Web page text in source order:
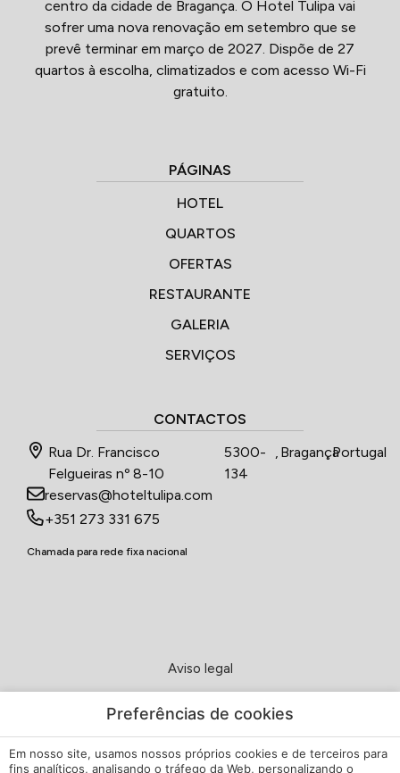
centro da cidade de Bragança. O Hotel Tulipa vai
sofrer uma nova renovação em setembro que se
prevê terminar em março de 2027. Dispõe de 27
quartos à escolha, climatizados e com acesso Wi-Fi
gratuito.
PÁGINAS
HOTEL
QUARTOS
OFERTAS
RESTAURANTE
GALERIA
SERVIÇOS
CONTACTOS
Rua Dr. Francisco
Felgueiras nº 8-10
5300-
134
, Bragança
,Portugal
reservas@hoteltulipa.com
+351 273 331 675
Chamada para rede fixa nacional
Aviso legal
Política de Privacidade
Política de cookies
Preferências de cookies
Em nosso site, usamos nossos próprios cookies e de terceiros para
fins analíticos, analisando o tráfego da Web, personalizando o